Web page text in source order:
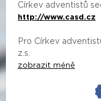
Církev adventistů
http://www.casd.cz
Pro Církev
z.s.
zobrazit méně